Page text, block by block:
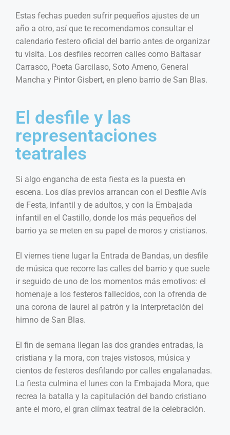
Estas fechas pueden sufrir pequeños ajustes de un
año a otro, así que te recomendamos consultar el
calendario festero oficial del barrio antes de organizar
tu visita. Los desfiles recorren calles como Baltasar
Carrasco, Poeta Garcilaso, Soto Ameno, General
Mancha y Pintor Gisbert, en pleno barrio de San Blas.
El desfile y las
representaciones
teatrales
Si algo engancha de esta fiesta es la puesta en
escena. Los días previos arrancan con el Desfile Avís
de Festa, infantil y de adultos, y con la Embajada
infantil en el Castillo, donde los más pequeños del
barrio ya se meten en su papel de moros y cristianos.
El viernes tiene lugar la Entrada de Bandas, un desfile
de música que recorre las calles del barrio y que suele
ir seguido de uno de los momentos más emotivos: el
homenaje a los festeros fallecidos, con la ofrenda de
una corona de laurel al patrón y la interpretación del
himno de San Blas.
El fin de semana llegan las dos grandes entradas, la
cristiana y la mora, con trajes vistosos, música y
cientos de festeros desfilando por calles engalanadas.
La fiesta culmina el lunes con la Embajada Mora, que
recrea la batalla y la capitulación del bando cristiano
ante el moro, el gran clímax teatral de la celebración.